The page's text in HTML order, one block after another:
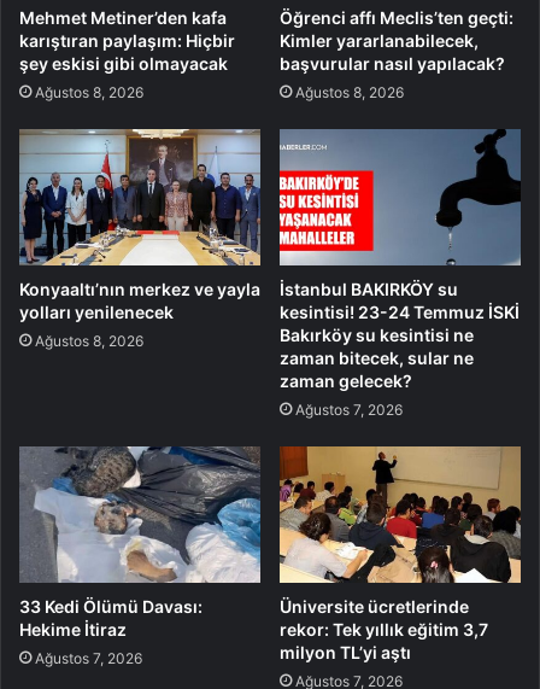
Mehmet Metiner’den kafa
karıştıran paylaşım: Hiçbir
şey eskisi gibi olmayacak
Ağustos 8, 2026
Öğrenci affı Meclis’ten geçti:
Kimler yararlanabilecek,
başvurular nasıl yapılacak?
Ağustos 8, 2026
Konyaaltı’nın merkez ve yayla
yolları yenilenecek
Ağustos 8, 2026
İstanbul BAKIRKÖY su
kesintisi! 23-24 Temmuz İSKİ
Bakırköy su kesintisi ne
zaman bitecek, sular ne
zaman gelecek?
Ağustos 7, 2026
33 Kedi Ölümü Davası:
Hekime İtiraz
Ağustos 7, 2026
Üniversite ücretlerinde
rekor: Tek yıllık eğitim 3,7
milyon TL’yi aştı
Ağustos 7, 2026